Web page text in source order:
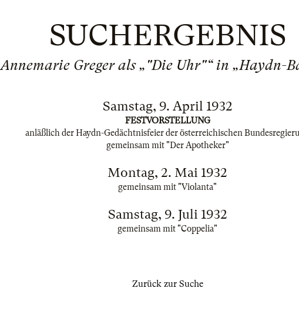
SUCHERGEBNIS
Annemarie Greger als „"Die Uhr"“ in „Haydn-
Samstag, 9. April 1932
FESTVORSTELLUNG
anläßlich der Haydn-Gedächtnisfeier der österreichischen
gemeinsam mit "Der Apotheker"
Montag, 2. Mai 1932
gemeinsam mit "Violanta"
Samstag, 9. Juli 1932
gemeinsam mit "Coppelia"
Zurück zur Suche